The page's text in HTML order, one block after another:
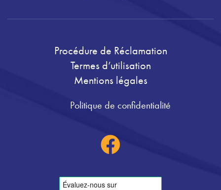
Procédure de Réclamation
Termes d’utilisation
Mentions légales
Politique de confidentialité